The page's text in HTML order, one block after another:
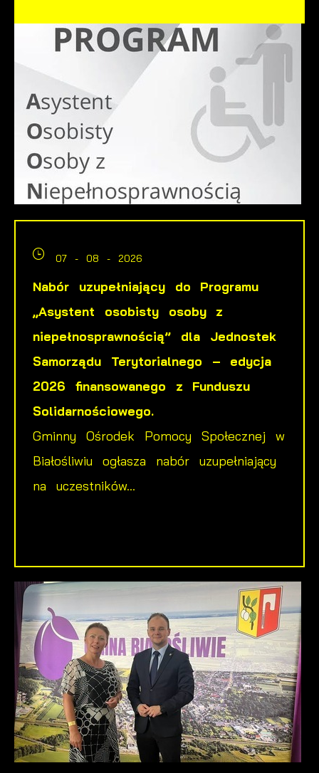
07 - 08 - 2026
Nabór uzupełniający do Programu
„Asystent osobisty osoby z
niepełnosprawnością” dla Jednostek
Samorządu Terytorialnego – edycja
2026 finansowanego z Funduszu
Solidarnościowego.
Gminny Ośrodek Pomocy Społecznej w
Białośliwiu ogłasza nabór uzupełniający
na uczestników...